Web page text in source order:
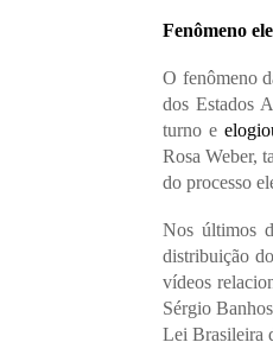
Fenômeno
O fenômeno
dos Estados
turno e
Rosa Weber,
do processo
Nos últimos
distribuição
vídeos
Sérgio
Lei Brasileira